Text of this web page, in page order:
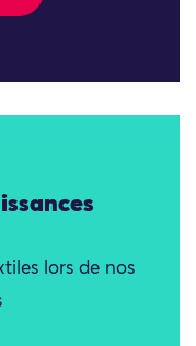
lors de nos